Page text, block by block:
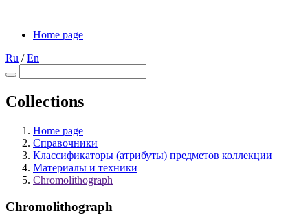
Home page
Ru /En
Collections
Home page
Справочники
Классификаторы (атрибуты) предметов коллекции
Материалы и техники
Chromolithograph
Chromolithograph